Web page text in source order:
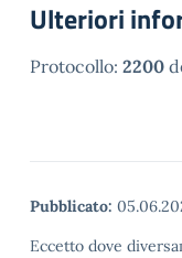
Ulteriori
Protocollo: 2200
Pubblicato:
Eccetto dove